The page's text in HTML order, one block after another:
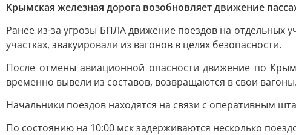
Крымская железная дорога возобновляет движение
Ранее из-за угрозы БПЛА движение поездов на отдельных
участках, эвакуировали из вагонов в целях безопасности.
После отмены авиационной опасности движение по
временно вывели из составов, возвращаются в свои вагоны.
Начальники поездов находятся на связи с оперативным
По состоянию на 10:00 мск задерживаются несколько